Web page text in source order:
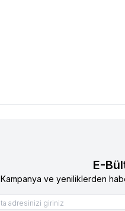
E-
Kampanya ve yeniliklerden